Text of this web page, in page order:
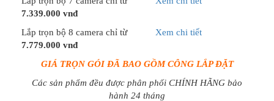
7.339.000 vnđ
Lắp trọn bộ 8 camera chỉ từ
7.779.000 vnđ
Xem chi tiết
GIÁ TRỌN GÓI ĐÃ BAO GỒM CÔNG LẮP ĐẶT
Các sản phẩm đều được phân phối CHÍNH HÃNG bảo
hành 24 tháng